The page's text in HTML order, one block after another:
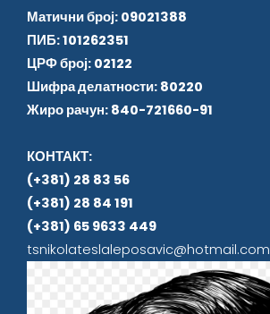
Матични број: 09021388
ПИБ: 101262351
ЦРФ број: 02122
Шифра делатности: 80220
Жиро рачун: 840-721660-91
КОНТАКТ:
(+381) 28 83 56
(+381) 28 84 191
(+381) 65 9633 449
tsnikolateslaleposavic@hotmail.com